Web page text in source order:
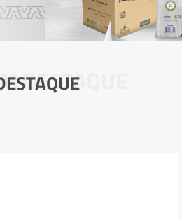
DESTAQUE